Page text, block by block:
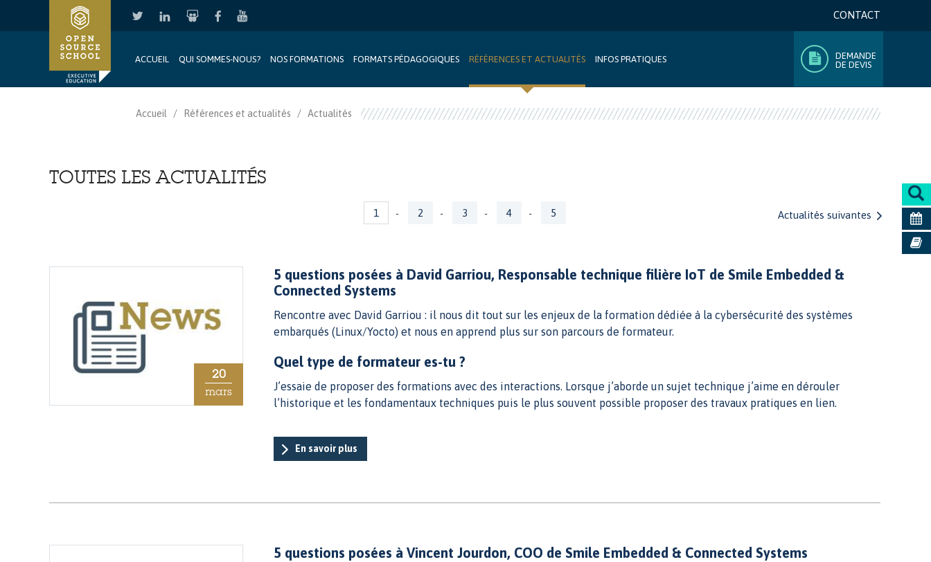
CONTACT
ACCUEIL QUI SOMMES-NOUS? NOS FORMATIONS FORMATS PÉDAGOGIQUES RÉFÉRENCES ET ACTUALITÉS INFOS PRATIQUES
DEMANDE
DE DEVIS
Accueil Références et actualités Actualités
TOUTES LES ACTUALITÉS
Actualités suivantes
1 - 2 - 3 - 4 - 5
20
mars
5 questions posées à David Garriou, Responsable technique filière IoT de Smile Embedded &
Connected Systems
Rencontre avec David Garriou : il nous dit tout sur les enjeux de la formation dédiée à la cybersécurité des systèmes
embarqués (Linux/Yocto) et nous en apprend plus sur son parcours de formateur.
Quel type de formateur es-tu ?
J’essaie de proposer des formations avec des interactions. Lorsque j’aborde un sujet technique j’aime en dérouler
l’historique et les fondamentaux techniques puis le plus souvent possible proposer des travaux pratiques en lien.
En savoir plus
5 questions posées à Vincent Jourdon, COO de Smile Embedded & Connected Systems